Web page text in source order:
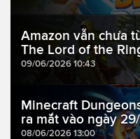
Amazon vẫn chưa
The Lord of the
09/06/2026 10:43
Minecraft
ra mắt vào ngày
08/06/2026 13:00